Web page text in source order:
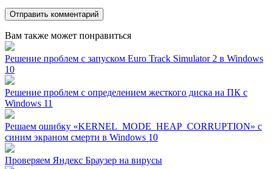
Вам также может понравиться
Решение проблем с запуском Euro Track Simulator 2 в Windows
10
Решение проблем с определением жесткого диска на ПК с
Windows 11
Решаем ошибку «KERNEL_MODE_HEAP_CORRUPTION» с
синим экраном смерти в Windows 10
Проверяем Яндекс Браузер на вирусы